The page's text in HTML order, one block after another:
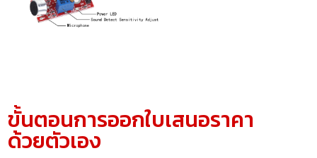
ขั้นตอนการออกใบเสนอราคา
ด้วยตัวเอง